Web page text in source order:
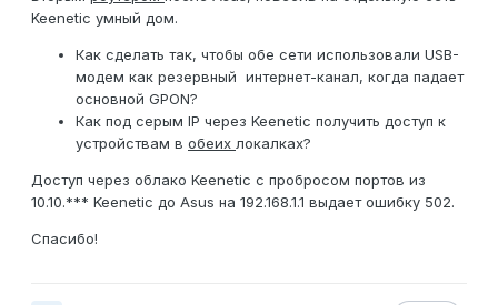
Keenetic умный дом.
Как сделать так, чтобы обе сети использовали USB-
модем как резервный интернет-канал, когда падает
основной GPON?
Как под серым IP через Keenetic получить доступ к
устройствам в обеих локалках?
Доступ через облако Keenetic с пробросом портов из
10.10.*** Keenetic до Asus на 192.168.1.1 выдает ошибку 502.
Спасибо!